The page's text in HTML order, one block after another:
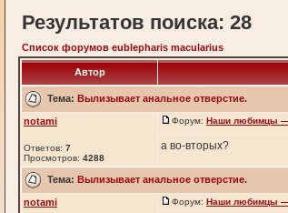
Результатов поиска: 28
Список форумов eublepharis macularius
Автор
Тема: Вылизывает анальное отверстие.
notami
Ответов: 7
Просмотров: 4288
Форум: Наши любимцы —
а во-вторых?
Тема: Вылизывает анальное отверстие.
notami Форум: Наши любимцы —